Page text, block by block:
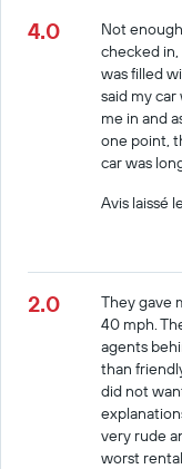
4.0
Not
checked
was filled
said my
me in and
one point,
car was
Avis laissé
2.0
They gave
40 mph.
agents
than
did not
very rude
worst